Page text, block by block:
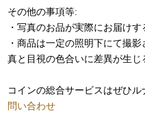
その他の事項等:
・写真のお品が実際にお届けす
・商品は一定の照明下にて撮
真と目視の色合いに差異が生じ
コインの総合サービスはぜひ
問い合わせ